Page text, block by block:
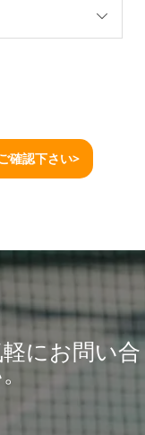
確認下さい>
にお問い合